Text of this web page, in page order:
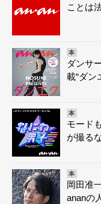
ことは
本
ダンサ
載“ダン
本
モード
が撮る
本
岡田准
ananの